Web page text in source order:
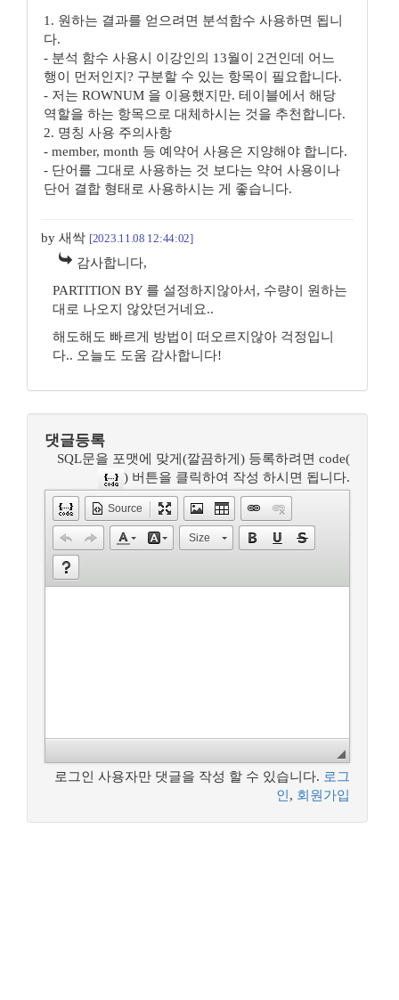
1. 원하는 결과를 얻으려면 분석함수 사용하면 됩니
다.
- 분석 함수 사용시 이강인의 13월이 2건인데 어느
행이 먼저인지? 구분할 수 있는 항목이 필요합니다.
- 저는 ROWNUM 을 이용했지만. 테이블에서 해당
역할을 하는 항목으로 대체하시는 것을 추천합니다.
2. 명칭 사용 주의사항
- member, month 등 예약어 사용은 지양해야 합니다.
- 단어를 그대로 사용하는 것 보다는 약어 사용이나
단어 결합 형태로 사용하시는 게 좋습니다.
by 새싹 [2023.11.08 12:44:02]
감사합니다,
PARTITION BY 를 설정하지않아서, 수량이 원하는
대로 나오지 않았던거네요..
해도해도 빠르게 방법이 떠오르지않아 걱정입니
다.. 오늘도 도움 감사합니다!
댓글등록
SQL문을 포맷에 맞게(깔끔하게) 등록하려면 code(
) 버튼을 클릭하여 작성 하시면 됩니다.
Source
Size
로그인 사용자만 댓글을 작성 할 수 있습니다. 로그
인 , 회원가입